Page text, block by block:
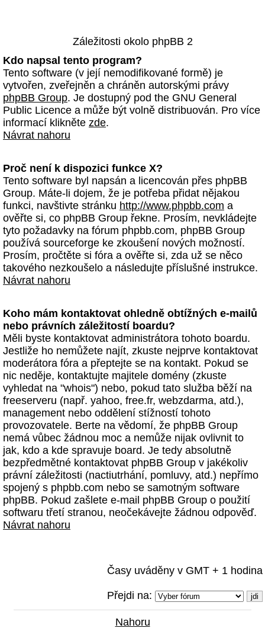
Záležitosti okolo phpBB 2
Kdo napsal tento program?
Tento software (v její nemodifikované formě) je
vytvořen, zveřejněn a chráněn autorskými právy
phpBB Group. Je dostupný pod the GNU General
Public Licence a může být volně distribuován. Pro více
informací klikněte zde.
Návrat nahoru
Proč není k dispozici funkce X?
Tento software byl napsán a licencován přes phpBB
Group. Máte-li dojem, že je potřeba přidat nějakou
funkci, navštivte stránku http://www.phpbb.com a
ověřte si, co phpBB Group řekne. Prosím, nevkládejte
tyto požadavky na fórum phpbb.com, phpBB Group
používá sourceforge ke zkoušení nových možností.
Prosím, pročtěte si fóra a ověřte si, zda už se něco
takového nezkoušelo a následujte příslušné instrukce.
Návrat nahoru
Koho mám kontaktovat ohledně obtížných e-mailů
nebo právních záležitostí boardu?
Měli byste kontaktovat administrátora tohoto boardu.
Jestliže ho nemůžete najít, zkuste nejprve kontaktovat
moderátora fóra a přeptejte se na kontakt. Pokud se
nic neděje, kontaktujte majitele domény (zkuste
vyhledat na "whois") nebo, pokud tato služba běží na
freeserveru (např. yahoo, free.fr, webzdarma, atd.),
management nebo oddělení stížností tohoto
provozovatele. Berte na vědomí, že phpBB Group
nemá vůbec žádnou moc a nemůže nijak ovlivnit to
jak, kdo a kde spravuje board. Je tedy absolutně
bezpředmětné kontaktovat phpBB Group v jakékoliv
právní záležitosti (nactiutrhání, pomluvy, atd.) nepřímo
spojený s phpbb.com nebo se samotným software
phpBB. Pokud zašlete e-mail phpBB Group o použití
softwaru třetí stranou, neočekávejte žádnou odpověď.
Návrat nahoru
Časy uváděny v GMT + 1 hodina
Přejdi na:
Nahoru